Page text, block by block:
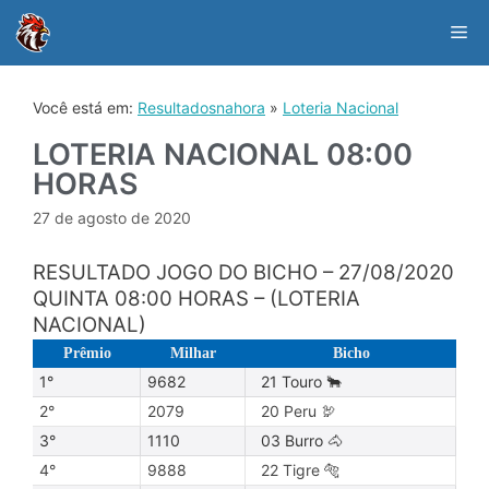
content
Você está em: Resultadosnahora » Loteria Nacional
LOTERIA NACIONAL 08:00
HORAS
27 de agosto de 2020
RESULTADO JOGO DO BICHO – 27/08/2020
QUINTA 08:00 HORAS – (LOTERIA
NACIONAL)
Prêmio Milhar Bicho
1° 9682
21 Touro 🐂
2°
2079
20 Peru 🦃
3°
1110
03 Burro 🐴
4°
9888
22 Tigre 🐅